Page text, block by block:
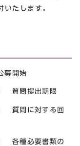
いたします。
開始
提出期限
に対する回
必要書類の